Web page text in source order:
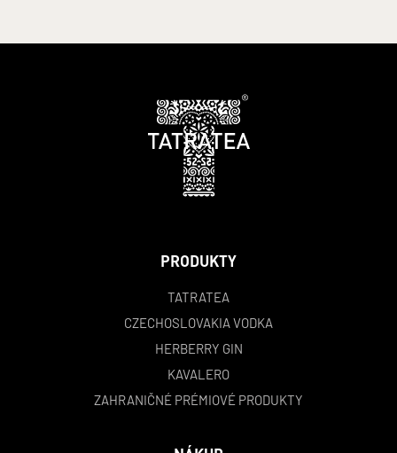
PRODUKTY
TATRATEA
CZECHOSLOVAKIA VODKA
HERBERRY GIN
KAVALERO
ZAHRANIČNÉ PRÉMIOVÉ PRODUKTY